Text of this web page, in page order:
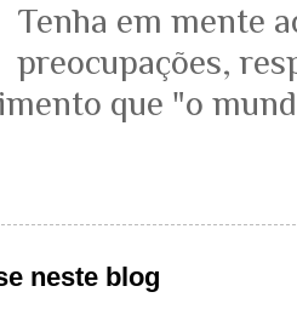
Tenha em mente
preocupações,
que "o
neste blog